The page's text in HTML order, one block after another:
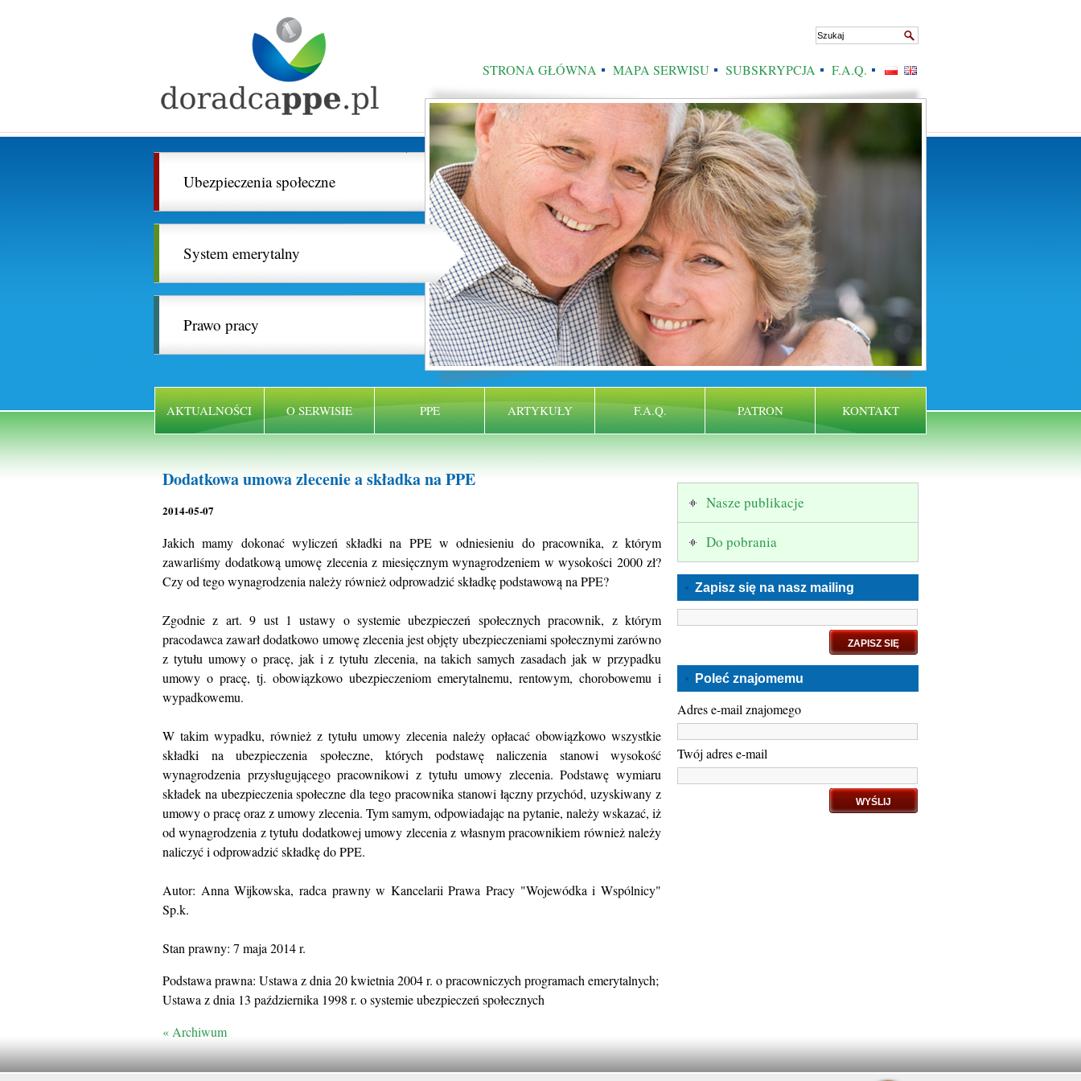
STRONA GŁÓWNA MAPA SERWISU SUBSKRYPCJA F.A.Q.
Ubezpieczenia społeczne
System emerytalny
Prawo pracy
AKTUALNOŚCI O SERWISIE PPE ARTYKUŁY F.A.Q. PATRON KONTAKT
Dodatkowa umowa zlecenie a składka na PPE
2014-05-07
Jakich mamy dokonać wyliczeń składki na PPE w odniesieniu do pracownika, z którym
zawarliśmy dodatkową umowę zlecenia z miesięcznym wynagrodzeniem w wysokości 2000 zł?
Czy od tego wynagrodzenia należy również odprowadzić składkę podstawową na PPE?
Zgodnie z art. 9 ust 1 ustawy o systemie ubezpieczeń społecznych pracownik, z którym
pracodawca zawarł dodatkowo umowę zlecenia jest objęty ubezpieczeniami społecznymi zarówno
z tytułu umowy o pracę, jak i z tytułu zlecenia, na takich samych zasadach jak w przypadku
umowy o pracę, tj. obowiązkowo ubezpieczeniom emerytalnemu, rentowym, chorobowemu i
wypadkowemu.
W takim wypadku, również z tytułu umowy zlecenia należy opłacać obowiązkowo wszystkie
składki na ubezpieczenia społeczne, których podstawę naliczenia stanowi wysokość
wynagrodzenia przysługującego pracownikowi z tytułu umowy zlecenia. Podstawę wymiaru
składek na ubezpieczenia społeczne dla tego pracownika stanowi łączny przychód, uzyskiwany z
umowy o pracę oraz z umowy zlecenia. Tym samym, odpowiadając na pytanie, należy wskazać, iż
od wynagrodzenia z tytułu dodatkowej umowy zlecenia z własnym pracownikiem również należy
naliczyć i odprowadzić składkę do PPE.
Autor: Anna Wijkowska, radca prawny w Kancelarii Prawa Pracy "Wojewódka i Wspólnicy"
Sp.k.
Stan prawny: 7 maja 2014 r.
Podstawa prawna: Ustawa z dnia 20 kwietnia 2004 r. o pracowniczych programach emerytalnych;
Ustawa z dnia 13 października 1998 r. o systemie ubezpieczeń społecznych
« Archiwum
Nasze publikacje
Do pobrania
Zapisz się na nasz mailing
Poleć znajomemu
Adres e-mail znajomego
Twój adres e-mail